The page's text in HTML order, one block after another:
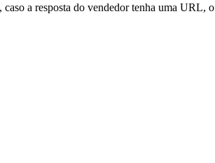
caso a resposta do vendedor tenha uma URL, o